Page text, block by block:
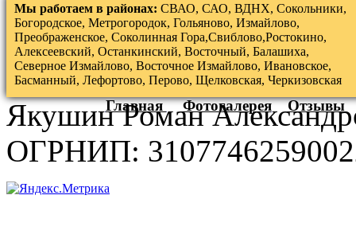
Мы работаем в районах: СВАО, САО, ВДНХ, Сокольники,
Богородское, Метрогородок, Гольяново, Измайлово,
Преображенское, Соколинная Гора,Свиблово,Ростокино,
Алексеевский, Останкинский, Восточный, Балашиха,
Северное Измайлово, Восточное Измайлово, Ивановское,
Басманный, Лефортово, Перово, Щелковская, Черкизовская
Главная Фотогалерея Отзывы
Якушин Роман
ОГРНИП: